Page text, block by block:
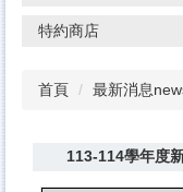
特約商店
首頁 最新消息
113-114學年度